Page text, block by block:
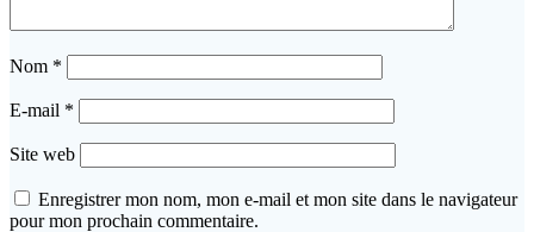
Nom *
E-mail *
Site web
Enregistrer mon nom, mon e-mail et mon site dans le navigateur
pour mon prochain commentaire.